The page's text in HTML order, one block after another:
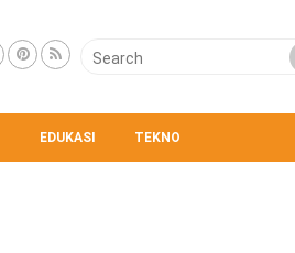
EDUKASI TEKNO